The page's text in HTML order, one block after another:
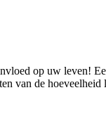
op uw
van de